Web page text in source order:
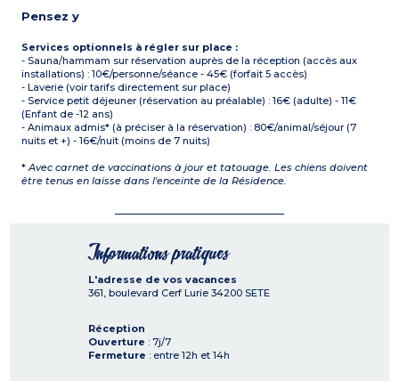
Pensez y
Services optionnels à régler sur place :
- Sauna/hammam sur réservation auprès de la réception (accès aux
installations) : 10€/personne/séance - 45€ (forfait 5 accès)
- Laverie (voir tarifs directement sur place)
- Service petit déjeuner (réservation au préalable) : 16€ (adulte) - 11€
(Enfant de -12 ans)
- Animaux admis* (à préciser à la réservation) : 80€/animal/séjour (7
nuits et +) - 16€/nuit (moins de 7 nuits)
*Avec carnet de vaccinations à jour et tatouage. Les chiens doivent
être tenus en laisse dans l'enceinte de la Résidence.
Informations pratiques
L'adresse de vos vacances
361, boulevard Cerf Lurie 34200 SETE
Réception
Ouverture : 7j/7
Fermeture : entre 12h et 14h